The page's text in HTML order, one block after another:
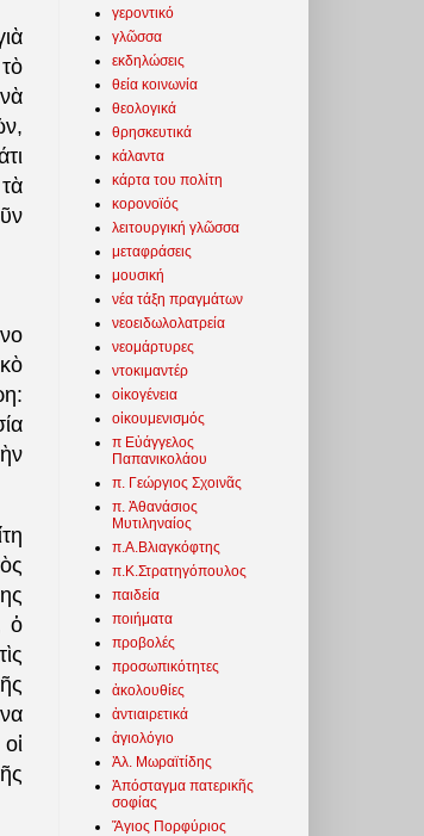
ὁ
γεροντικό
γλῶσσα
εκδηλώσεις
θεία κοινωνία
θεολογικά
θρησκευτικά
κάλαντα
κάρτα του πολίτη
κορονοϊός
λειτουργική γλῶσσα
μεταφράσεις
μουσική
νέα τάξη πραγμάτων
νεοειδωλολατρεία
νεομάρτυρες
ντοκιμαντέρ
οἰκογένεια
οἰκουμενισμός
π Εὐάγγελος
Παπανικολάου
π. Γεώργιος Σχοινᾶς
π. Ἀθανάσιος
Μυτιληναίος
π.Α.Βλιαγκόφτης
π.Κ.Στρατηγόπουλος
παιδεία
ποιήματα
προβολές
προσωπικότητες
ἀκολουθίες
ἀντιαιρετικά
ἁγιολόγιο
Ἀλ. Μωραϊτίδης
Ἀπόσταγμα πατερικῆς
σοφίας
Ἅγιος Πορφύριος